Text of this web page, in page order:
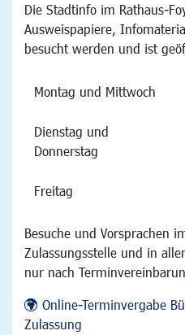
Die Stadtinfo im Rathaus-
Ausweispapiere,
besucht werden und ist
Montag und Mittwoch
Dienstag und
Donnerstag
Freitag
Besuche und Vorsprachen
Zulassungsstelle und in
nur nach
Online-Terminvergabe
Zulassung